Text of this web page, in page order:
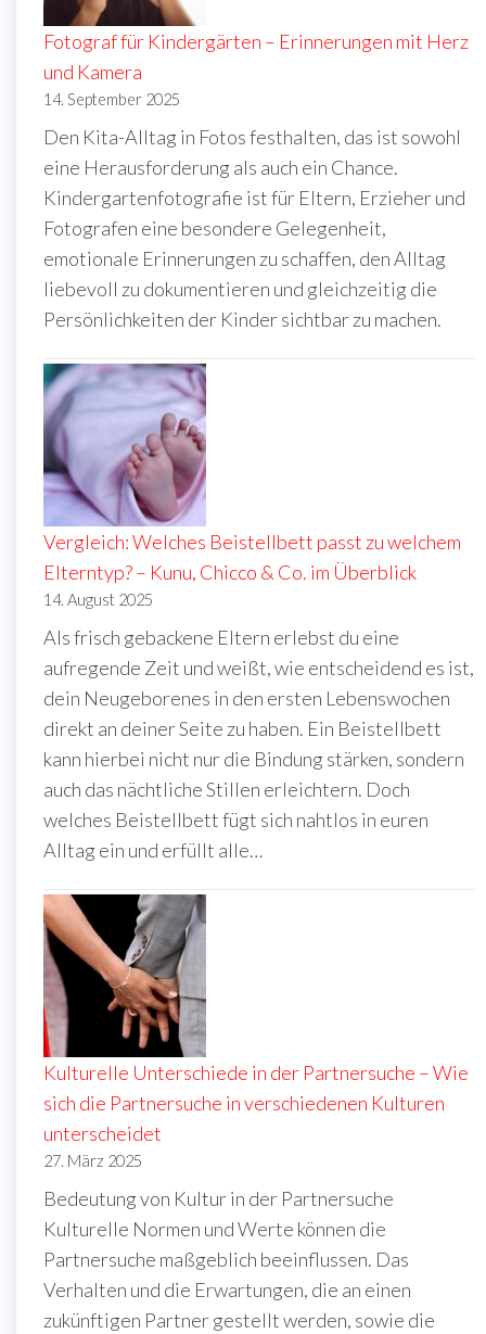
Fotograf für Kindergärten – Erinnerungen mit Herz
und Kamera
14. September 2025
Den Kita-Alltag in Fotos festhalten, das ist sowohl
eine Herausforderung als auch ein Chance.
Kindergartenfotografie ist für Eltern, Erzieher und
Fotografen eine besondere Gelegenheit,
emotionale Erinnerungen zu schaffen, den Alltag
liebevoll zu dokumentieren und gleichzeitig die
Persönlichkeiten der Kinder sichtbar zu machen.
Vergleich: Welches Beistellbett passt zu welchem
Elterntyp? – Kunu, Chicco & Co. im Überblick
14. August 2025
Als frisch gebackene Eltern erlebst du eine
aufregende Zeit und weißt, wie entscheidend es ist,
dein Neugeborenes in den ersten Lebenswochen
direkt an deiner Seite zu haben. Ein Beistellbett
kann hierbei nicht nur die Bindung stärken, sondern
auch das nächtliche Stillen erleichtern. Doch
welches Beistellbett fügt sich nahtlos in euren
Alltag ein und erfüllt alle…
Kulturelle Unterschiede in der Partnersuche – Wie
sich die Partnersuche in verschiedenen Kulturen
unterscheidet
27. März 2025
Bedeutung von Kultur in der Partnersuche
Kulturelle Normen und Werte können die
Partnersuche maßgeblich beeinflussen. Das
Verhalten und die Erwartungen, die an einen
zukünftigen Partner gestellt werden, sowie die